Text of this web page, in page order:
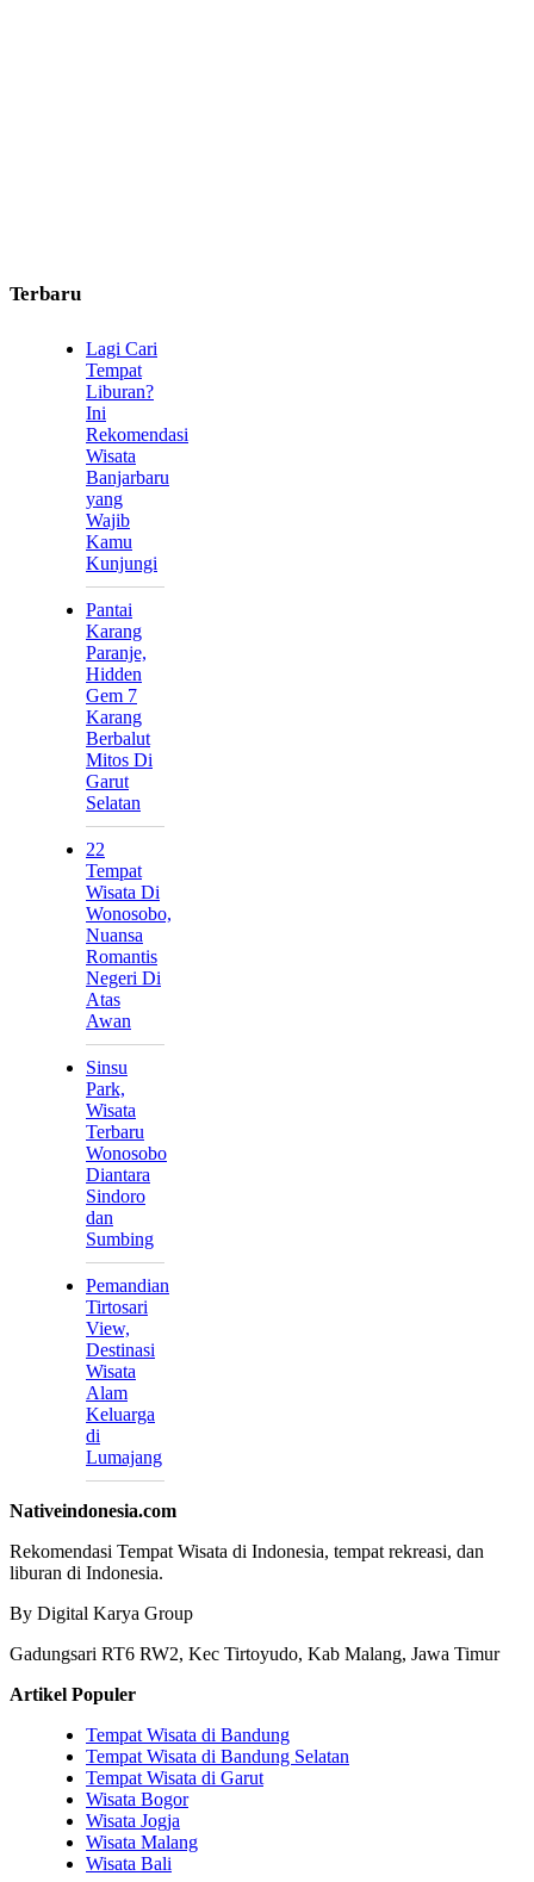
Terbaru
Lagi Cari
Tempat
Liburan?
Ini
Rekomendasi
Wisata
Banjarbaru
yang
Wajib
Kamu
Kunjungi
Pantai
Karang
Paranje,
Hidden
Gem 7
Karang
Berbalut
Mitos Di
Garut
Selatan
22
Tempat
Wisata Di
Wonosobo,
Nuansa
Romantis
Negeri Di
Atas
Awan
Sinsu
Park,
Wisata
Terbaru
Wonosobo
Diantara
Sindoro
dan
Sumbing
Pemandian
Tirtosari
View,
Destinasi
Wisata
Alam
Keluarga
di
Lumajang
Nativeindonesia.com
Rekomendasi Tempat Wisata di Indonesia, tempat rekreasi, dan
liburan di Indonesia.
By Digital Karya Group
Gadungsari RT6 RW2, Kec Tirtoyudo, Kab Malang, Jawa Timur
Artikel Populer
Tempat Wisata di Bandung
Tempat Wisata di Bandung Selatan
Tempat Wisata di Garut
Wisata Bogor
Wisata Jogja
Wisata Malang
Wisata Bali